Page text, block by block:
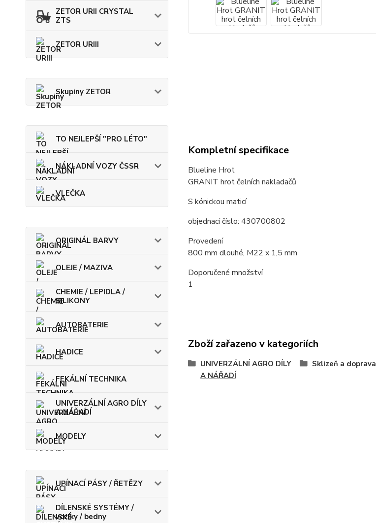
ZETOR URII CRYSTAL
ZTS
ZETOR URIII
Skupiny ZETOR
TO NEJLEPŠÍ "PRO LÉTO"
NÁKLADNÍ VOZY ČSSR
VLEČKA
ORIGINÁL BARVY
OLEJE / MAZIVA
CHEMIE / LEPIDLA /
SILIKONY
AUTOBATERIE
HADICE
FEKÁLNÍ TECHNIKA
UNIVERZÁLNÍ AGRO DÍLY
A NÁŘADÍ
MODELY
UPÍNACÍ PÁSY / ŘETĚZY
DÍLENSKÉ SYSTÉMY /
vozíky / bedny
Kompletní specifikace
Blueline Hrot
GRANIT hrot čelních nakladačů
S kónickou maticí
objednací číslo: 430700802
Provedení
800 mm dlouhé, M22 x 1,5 mm
Doporučené množství
1
Zboží zařazeno v kategoriích
UNIVERZÁLNÍ AGRO DÍLY
A NÁŘADÍ
Sklizeň a doprava